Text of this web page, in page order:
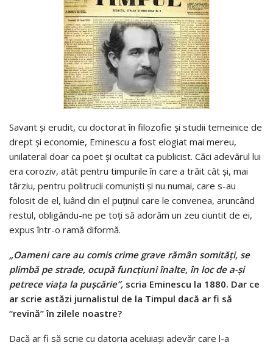
Savant şi erudit, cu doctorat în filozofie şi studii temeinice de
drept şi economie, Eminescu a fost elogiat mai mereu,
unilateral doar ca poet şi ocultat ca publicist. Căci adevărul lui
era coroziv, atât pentru timpurile în care a trăit cât şi, mai
târziu, pentru politrucii comunişti şi nu numai, care s-au
folosit de el, luând din el puţinul care le convenea, aruncând
restul, obligându-ne pe toţi să adorăm un zeu ciuntit de ei,
expus într-o ramă diformă.
„Oameni care au comis crime grave rămân somităţi, se
plimbă pe strade, ocupă funcţiuni înalte, în loc de a-şi
petrece viaţa la puşcărie”, scria Eminescu la 1880. Dar ce
ar scrie astăzi jurnalistul de la Timpul dacă ar fi să
“revină” în zilele noastre?
Dacă ar fi să scrie cu datoria aceluiaşi adevăr care l-a